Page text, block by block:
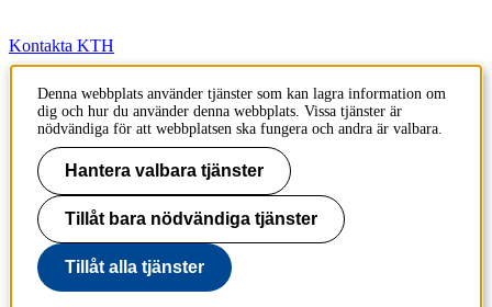
Kontakta KTH
Jobba på KTH
Press och media
Faktura och betalning KTH
Om KTH:s webbplatser
Tillgänglighetsredogörelse
Denna webbplats använder tjänster som kan lagra information om
dig och hur du använder denna webbplats. Vissa tjänster är
nödvändiga för att webbplatsen ska fungera och andra är valbara.
Hantera valbara tjänster
Tillåt bara nödvändiga tjänster
Tillåt alla tjänster